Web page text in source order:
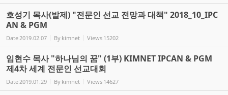
호성기 목사(발제) "전문인 선교 전망과 대책" 2018_10_IPC
AN & PGM
Date2019.02.07 By kimnet Views 15202
임현수 목사 "하나님의 꿈" (1부) KIMNET IPCAN & PGM
제4차 세계 전문인 선교대회
Date2019.01.29 By kimnet Views 14627